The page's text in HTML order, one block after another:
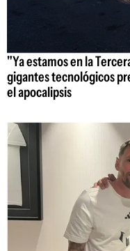
"Ya estamos en la
gigantes tecnológicos
el apocalipsis